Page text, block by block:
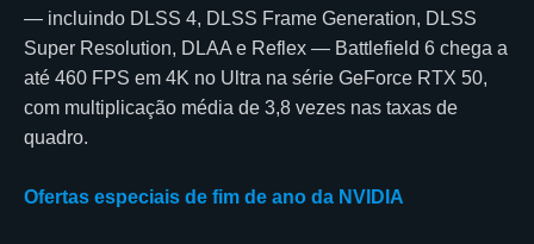
— incluindo DLSS 4, DLSS Frame Generation, DLSS
Super Resolution, DLAA e Reflex — Battlefield 6 chega a
até 460 FPS em 4K no Ultra na série GeForce RTX 50,
com multiplicação média de 3,8 vezes nas taxas de
quadro.
Ofertas especiais de fim de ano da NVIDIA